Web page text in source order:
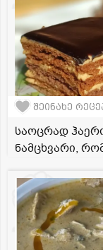
შეინახე
საოცრად
ნამცხვარი,